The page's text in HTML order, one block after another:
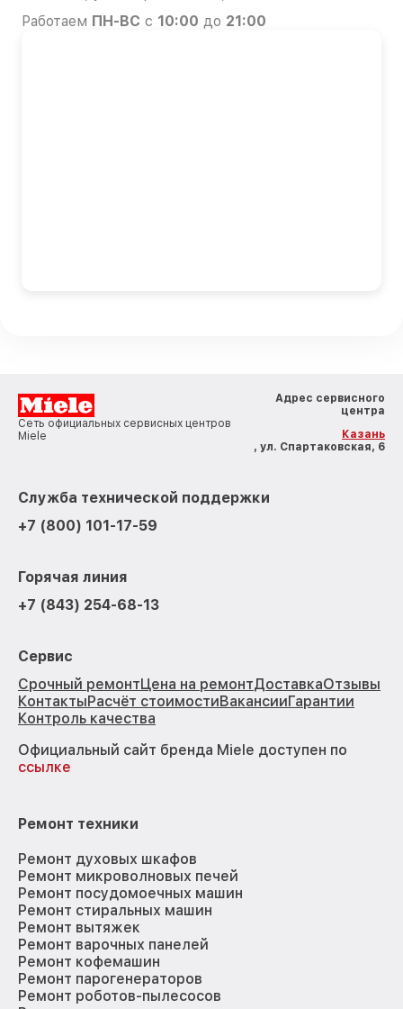
Работаем ПН-ВС с 10:00 до 21:00
Сеть официальных сервисных центров
Miele
Адрес сервисного
центра
Казань
, ул. Спартаковская, 6
Служба технической поддержки
+7 (800) 101-17-59
Горячая линия
+7 (843) 254-68-13
Сервис
Срочный ремонтЦена на ремонтДоставкаОтзывы
КонтактыРасчёт стоимостиВакансииГарантии
Контроль качества
Официальный сайт бренда Miele доступен по
ссылке
Ремонт техники
Ремонт духовых шкафов
Ремонт микроволновых печей
Ремонт посудомоечных машин
Ремонт стиральных машин
Ремонт вытяжек
Ремонт варочных панелей
Ремонт кофемашин
Ремонт парогенераторов
Ремонт роботов-пылесосов